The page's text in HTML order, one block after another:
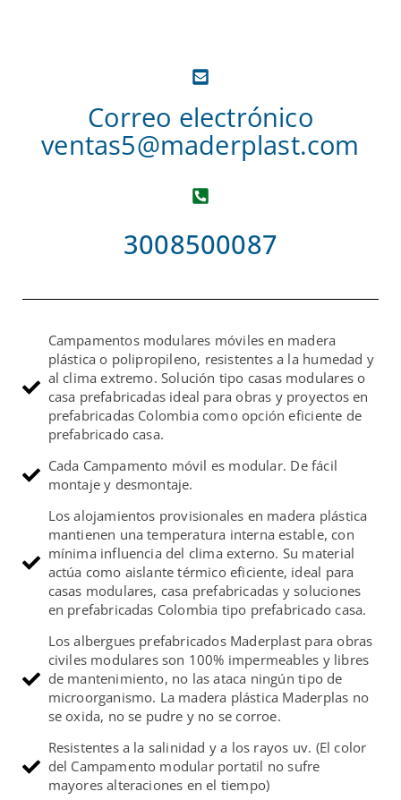
Correo electrónico
ventas5@maderplast.com
3008500087
Campamentos modulares móviles en madera
plástica o polipropileno, resistentes a la humedad y
al clima extremo. Solución tipo casas modulares o
casa prefabricadas ideal para obras y proyectos en
prefabricadas Colombia como opción eficiente de
prefabricado casa.
Cada Campamento móvil es modular. De fácil
montaje y desmontaje.
Los alojamientos provisionales en madera plástica
mantienen una temperatura interna estable, con
mínima influencia del clima externo. Su material
actúa como aislante térmico eficiente, ideal para
casas modulares, casa prefabricadas y soluciones
en prefabricadas Colombia tipo prefabricado casa.
Los albergues prefabricados Maderplast para obras
civiles modulares son 100% impermeables y libres
de mantenimiento, no las ataca ningún tipo de
microorganismo. La madera plástica Maderplas no
se oxida, no se pudre y no se corroe.
Resistentes a la salinidad y a los rayos uv. (El color
del Campamento modular portatil no sufre
mayores alteraciones en el tiempo)